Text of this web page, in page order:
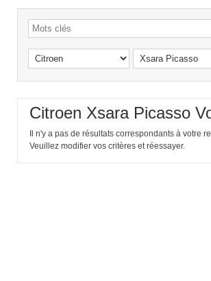
Citroen Xsara Picasso
Il n'y a pas de résultats correspondants à votre
Veuillez modifier vos critères et réessayer.